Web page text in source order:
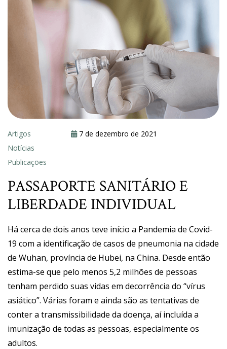
Artigos
Notícias
Publicações
7 de dezembro de 2021
PASSAPORTE SANITÁRIO E
LIBERDADE INDIVIDUAL
Há cerca de dois anos teve início a Pandemia de Covid-
19 com a identificação de casos de pneumonia na cidade
de Wuhan, província de Hubei, na China. Desde então
estima-se que pelo menos 5,2 milhões de pessoas
tenham perdido suas vidas em decorrência do “vírus
asiático”. Várias foram e ainda são as tentativas de
conter a transmissibilidade da doença, aí incluída a
imunização de todas as pessoas, especialmente os
adultos.